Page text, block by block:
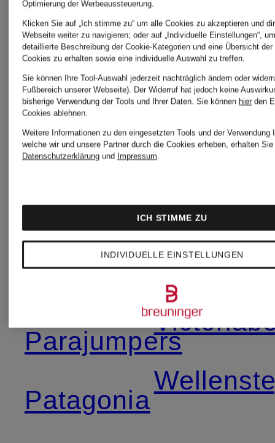
Dr.
Martens
Hey
Michael
Parajumpers
Patagonia
Jeans
Valentino
Varley
Venice
Beach
Optimierung der Werbeaussteuerung.
Klicken Sie auf „Ich stimme zu“ um alle Cookies zu akzeptieren und
Webseite weiter zu navigieren; oder auf „Individuelle Einstellungen“,
detaillierte Beschreibung der Cookie-Kategorien und eine Übersicht
Cookies zu erhalten sowie eine individuelle Auswahl zu treffen.
Sie können Ihre Tool-Auswahl jederzeit nachträglich ändern oder
Fußbereich unserer Webseite). Der Widerruf hat jedoch keine
bisherige Verwendung der Tools und Ihrer Daten. Sie können hier den
Cookies ablehnen.
Weitere Informationen zu den eingesetzten Tools und der Verwendung
welche wir und unsere Partner durch die Cookies erheben, erhalten
Datenschutzerklärung und Impressum.
INDIVIDUELLE EINSTELLUNGEN
ICH STIMME ZU